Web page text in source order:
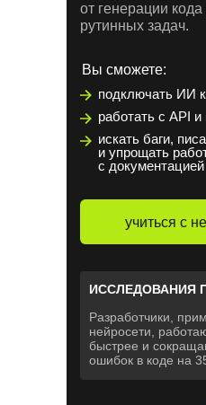
от генерации
рутинных задач.
учиться с
ИССЛЕДОВАНИЯ
Разработчики,
нейросети,
быстрее и
ошибок в коде на
Вы сможете:
подключать ИИ
работать с API и
искать баги,
и упрощать
с документацией